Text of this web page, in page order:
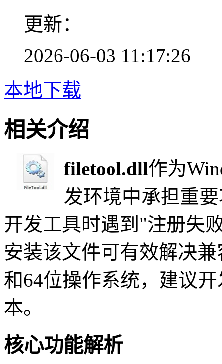
更新：
2026-06-03 11:17:26
本地下载
相关介绍
filetool.dll作为
发环境中承担重
开发工具时遇到"注册失
安装该文件可有效解决
和64位操作系统，建议
本。
核心功能解析